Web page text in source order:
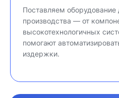
Поставляем оборудование
производства — от
высокотехнологичных
помогают
издержки.